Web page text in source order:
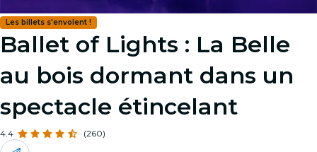
Les billets s'envolent !
Ballet of Lights : La Belle
au bois dormant dans un
spectacle étincelant
4.4 (260)